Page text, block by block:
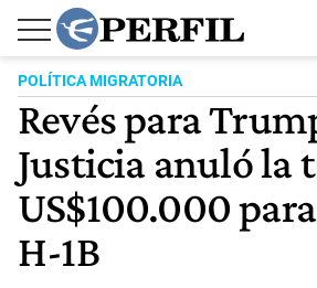
POLÍTICA MIGRATORIA
Revés para
Justicia anuló la
US$100.000
H-1B